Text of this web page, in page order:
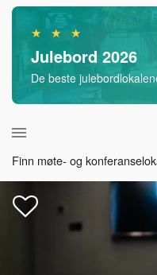
★ ★ ★
Julebord 2026
De beste
Finn møte- og